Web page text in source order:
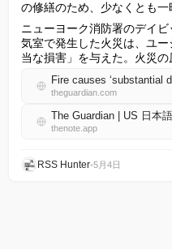
の修繕のため、少なくとも一
ニューヨーク消防署のデイ
気室で発生した火災は、ユ
当な損害」を与えた。火災の
theguardian.com
The Guardian | US 日本
thenote.app
RSS Hunter•5月4日